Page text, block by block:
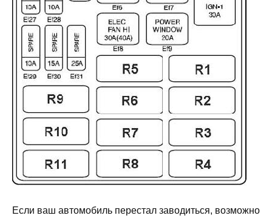
Если ваш автомобиль перестал заводиться, возможно